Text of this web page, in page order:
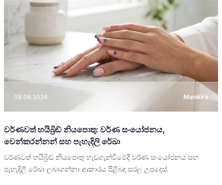
08.08.2026 Manikira
වර්ණවත් හයිබ්‍රිඩ් නියපොතු: වර්ණ සංයෝජනය,
වෙන්කරන්නන් සහ පැහැදිලි රේඛා
වර්ණවත් හයිබ්‍රිඩ් නියපොතු හැඩගැන්වීමේදී වර්ණ සංයෝජනය සහ
පැහැදිලි රේඛා ලබාගන්නා ආකාරය පිළිබඳ සරල උපදෙස්.